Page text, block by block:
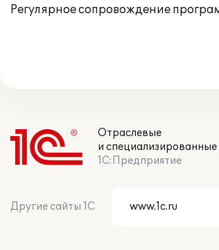
Регулярное сопровождение
Отраслевые
и
1С:Предприятие
Другие сайты 1С